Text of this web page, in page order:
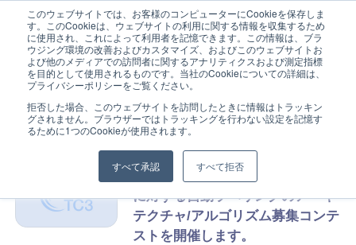
このウェブサイトでは、お客様のコンピューターにCookieを保存しま
す。このCookieは、ウェブサイトの利用に関する情報を収集するため
に使用され、これによって利用者を記憶できます。この情報は、ブラ
ウジング環境の改善およびカスタマイズ、およびこのウェブサイトお
よび他のメディアでの訪問者に関するアナリティクスおよび測定指標
を目的として使用されるものです。当社のCookieについての詳細は、
プライバシーポリシーをご覧ください。
拒否した場合、このウェブサイトを訪問したときに情報はトラッキン
グされません。ブラウザーではトラッキングを行わない設定を記憶す
るために1つのCookieが使用されます。
すべて承認 すべて拒否
Home
Why Gig Economy?
2020年1月の記事
【コンテスト情報】時系列データ
に対する自動ラベリングのアーキ
テクチャ/アルゴリズム募集コンテ
ストを開催します。